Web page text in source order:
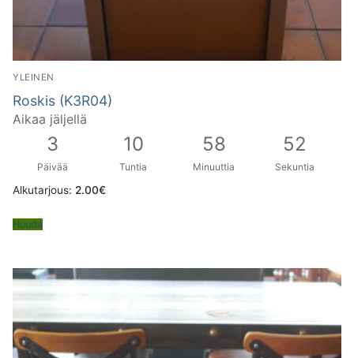
YLEINEN
Roskis (K3R04)
Aikaa jäljellä
3
Päivää
10
Tuntia
58
Minuuttia
51
Sekuntia
Alkutarjous: 2.00€
Huuda